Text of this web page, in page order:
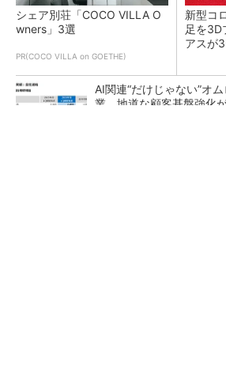
シェア別荘「COCO VILLA O
wners」3選
PR(COCO VILLA on GOETHE)
新型コ
足を3D
アスが
AI関連“だけじゃない”オ
業、地道な顧客基盤強化